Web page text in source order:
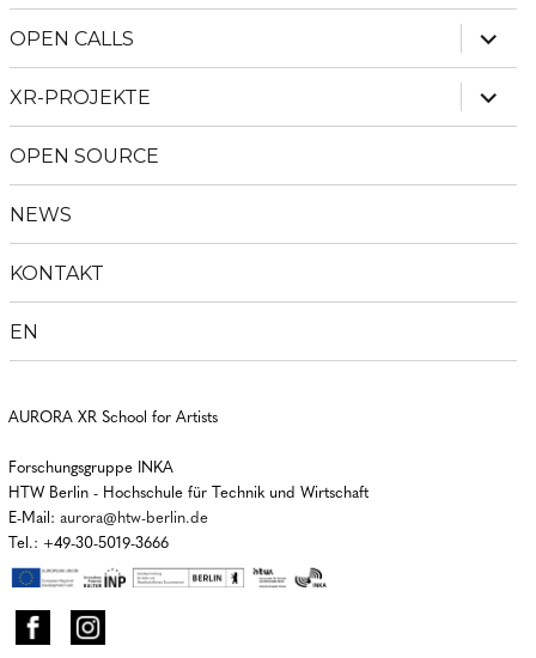
OPEN CALLS
XR-PROJEKTE
OPEN SOURCE
NEWS
KONTAKT
EN
AURORA XR School for Artists
Forschungsgruppe INKA
HTW Berlin - Hochschule für Technik und Wirtschaft
E-Mail: aurora@htw-berlin.de
Tel.: +49-30-5019-3666